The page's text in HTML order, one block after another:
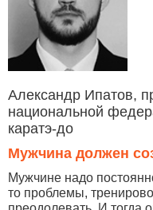
Александр Ипатов,
национальной
каратэ-до
Мужчина должен
Мужчине надо
то проблемы,